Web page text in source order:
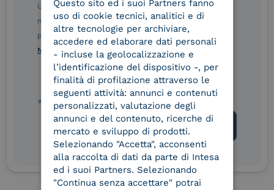
Conservatore
qualificato
UNI EN ISO 37001
UNI EN ISO 9001 UNI EN ISO 27001
UNI EN ISO 27017 UNI EN ISO 27018
Ulteriori informazioni sulle procedure sono disponibili
nelle Norme di tutela della privacy INTESA. Inoltrando il
presente modulo, dichiaro di aver letto e compreso le
Norme di tutela della privacy INTESA
.
* campo obbligatorio
ITALIAN
Questo sito ed i suoi Partners fanno
uso di cookie tecnici, analitici e di
altre tecnologie per archiviare,
accedere ed elaborare dati personali
- incluse la geolocalizzazione e
l’identificazione del dispositivo -, per
finalità di profilazione attraverso le
seguenti attività: annunci e contenuti
personalizzati, valutazione degli
annunci e del contenuto, ricerche di
mercato e sviluppo di prodotti.
Selezionando "Accetta", acconsenti
alla raccolta di dati da parte di Intesa
ed i suoi Partners. Selezionando
"Continua senza accettare" potrai